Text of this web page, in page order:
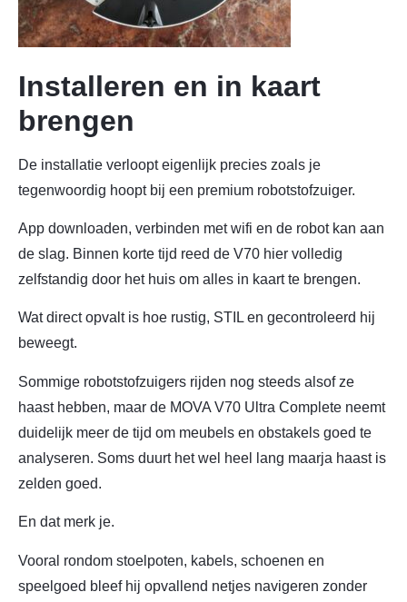
Installeren en in kaart
brengen
De installatie verloopt eigenlijk precies zoals je
tegenwoordig hoopt bij een premium robotstofzuiger.
App downloaden, verbinden met wifi en de robot kan aan
de slag. Binnen korte tijd reed de V70 hier volledig
zelfstandig door het huis om alles in kaart te brengen.
Wat direct opvalt is hoe rustig, STIL en gecontroleerd hij
beweegt.
Sommige robotstofzuigers rijden nog steeds alsof ze
haast hebben, maar de MOVA V70 Ultra Complete neemt
duidelijk meer de tijd om meubels en obstakels goed te
analyseren. Soms duurt het wel heel lang maarja haast is
zelden goed.
En dat merk je.
Vooral rondom stoelpoten, kabels, schoenen en
speelgoed bleef hij opvallend netjes navigeren zonder